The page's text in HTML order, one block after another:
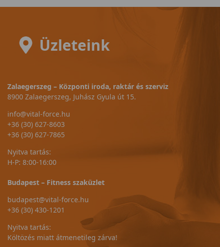
Üzleteink
Zalaegerszeg – Központi iroda, raktár és szerviz
8900 Zalaegerszeg, Juhász Gyula út 15.
info@vital-force.hu
+36 (30) 627-8603
+36 (30) 627-7865
Nyitva tartás:
H-P: 8:00-16:00
Budapest – Fitness szaküzlet
budapest@vital-force.hu
+36 (30) 430-1201
Nyitva tartás:
Költözés miatt átmenetileg zárva!